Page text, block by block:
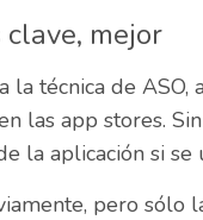
mejor
la técnica de
las app stores.
la aplicación si se
pero